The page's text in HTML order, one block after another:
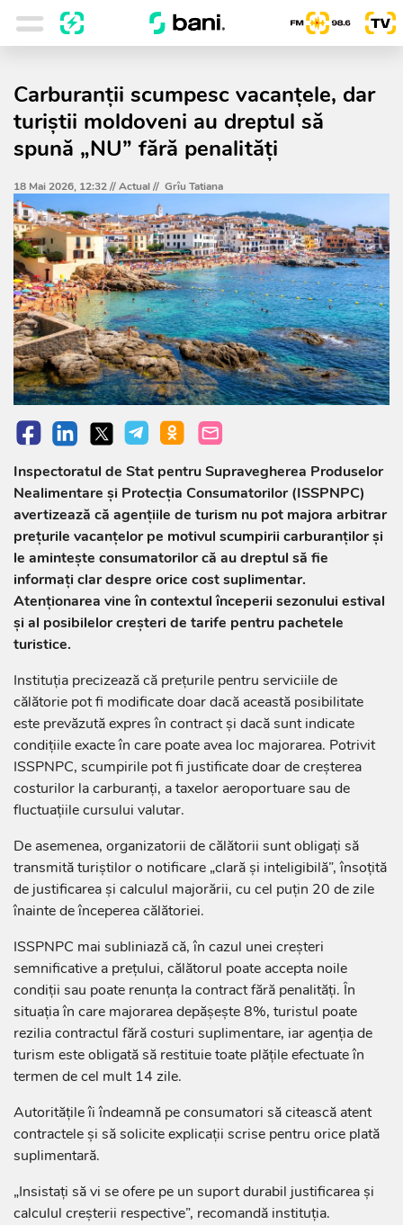
Carburanții scumpesc vacanțele, dar
turiștii moldoveni au dreptul să
spună „NU” fără penalități
18 Mai 2026, 12:32 //Actual// Grîu Tatiana
Inspectoratul de Stat pentru Supravegherea Produselor
Nealimentare și Protecția Consumatorilor (ISSPNPC)
avertizează că agențiile de turism nu pot majora arbitrar
prețurile vacanțelor pe motivul scumpirii carburanților și
le amintește consumatorilor că au dreptul să fie
informați clar despre orice cost suplimentar.
Atenționarea vine în contextul începerii sezonului estival
și al posibilelor creșteri de tarife pentru pachetele
turistice.
Instituția precizează că prețurile pentru serviciile de
călătorie pot fi modificate doar dacă această posibilitate
este prevăzută expres în contract și dacă sunt indicate
condițiile exacte în care poate avea loc majorarea. Potrivit
ISSPNPC, scumpirile pot fi justificate doar de creșterea
costurilor la carburanți, a taxelor aeroportuare sau de
fluctuațiile cursului valutar.
De asemenea, organizatorii de călătorii sunt obligați să
transmită turiștilor o notificare „clară și inteligibilă”, însoțită
de justificarea și calculul majorării, cu cel puțin 20 de zile
înainte de începerea călătoriei.
ISSPNPC mai subliniază că, în cazul unei creșteri
semnificative a prețului, călătorul poate accepta noile
condiții sau poate renunța la contract fără penalități. În
situația în care majorarea depășește 8%, turistul poate
rezilia contractul fără costuri suplimentare, iar agenția de
turism este obligată să restituie toate plățile efectuate în
termen de cel mult 14 zile.
Autoritățile îi îndeamnă pe consumatori să citească atent
contractele și să solicite explicații scrise pentru orice plată
suplimentară.
„Insistați să vi se ofere pe un suport durabil justificarea și
calculul creșterii respective”, recomandă instituția.